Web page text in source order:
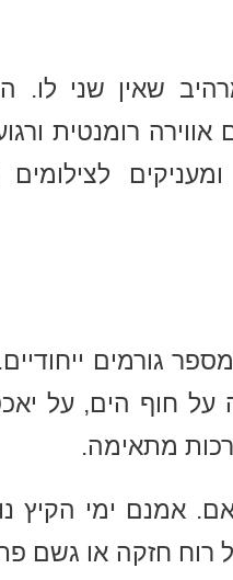
שאין שני לו.
רומנטית
ומעניקים
גורמים
על חוף הים, על
מתאימה.
אמנם ימי הקיץ
רוח חזקה או גשם